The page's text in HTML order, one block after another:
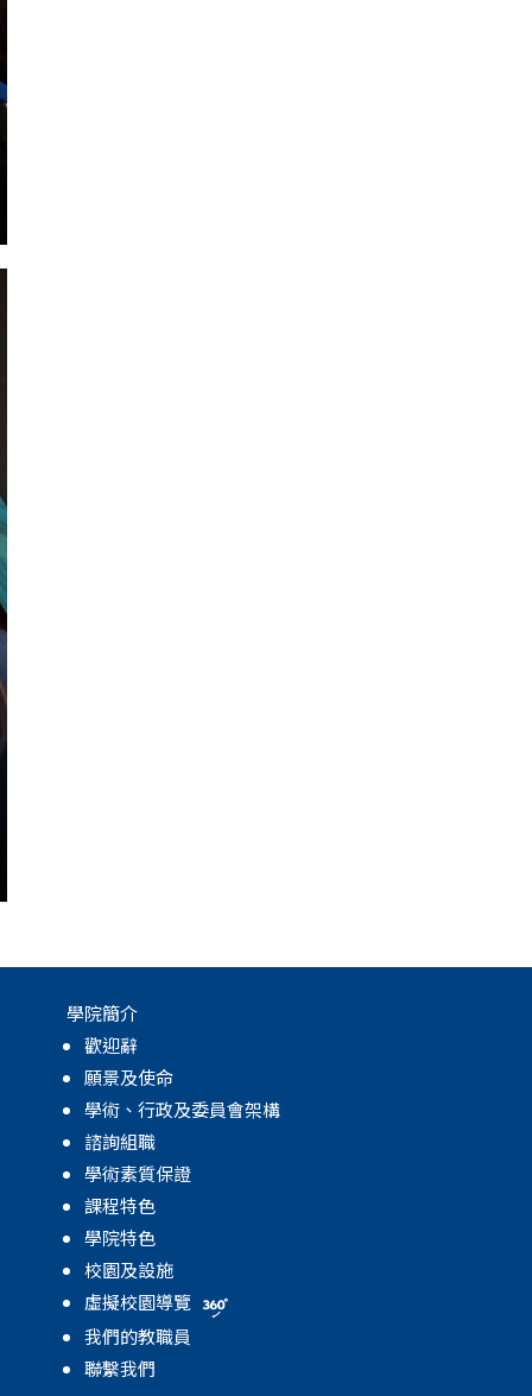
學院簡介
歡迎辭
願景及使命
學術、行政及委員會架構
諮詢組職
學術素質保證
課程特色
學院特色
校園及設施
虛擬校園導覽
我們的教職員
聯繫我們